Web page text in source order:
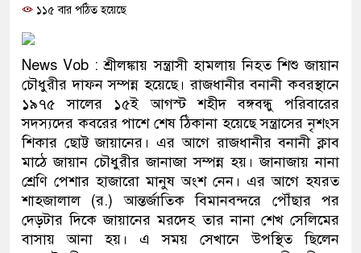
প্রধানমন্ত্রী
মাদক কারবারি গ্রেফতার
২৮ লাখ টাকার জাল নোটসহ দুইজনকে গ্রেফতার করেছে
থানা পুলিশ
যেকোনো সময় বেনজীরের প্রত্যাবর্তন
নেতৃত্ব ও গণতন্ত্রের মূর্তমান প্রতীক বেগম খালেদা জিয়া :
১১৫ বার পঠিত হয়েছে
News Vob : শ্রীলঙ্কায় সন্ত্রাসী হামলায় নিহত শিশু জায়ান
চৌধুরীর দাফন সম্পন্ন হয়েছে। রাজধানীর বনানী কবরস্থানে
১৯৭৫ সালের ১৫ই আগস্ট শহীদ বঙ্গবন্ধু পরিবারের
সদস্যদের কবরের পাশে শেষ ঠিকানা হয়েছে সন্ত্রাসের নৃশংস
শিকার ছোট্ট জায়ানের। এর আগে রাজধানীর বনানী ক্লাব
মাঠে জায়ান চৌধুরীর জানাজা সম্পন্ন হয়। জানাজায় নানা
শ্রেণি পেশার হাজারো মানুষ অংশ নেন। এর আগে হযরত
শাহজালাল (র.) আন্তর্জাতিক বিমানবন্দরে পৌঁছার পর
দেড়টার দিকে জায়ানের মরদেহ তার নানা শেখ সেলিমের
বাসায় আনা হয়। এ সময় সেখানে উপস্থিত ছিলেন